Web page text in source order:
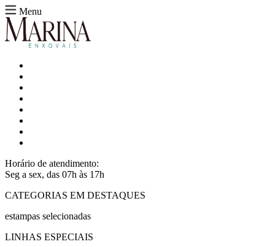
Menu
Horário de atendimento:
Seg a sex, das 07h às 17h
CATEGORIAS EM DESTAQUES
estampas selecionadas
LINHAS ESPECIAIS